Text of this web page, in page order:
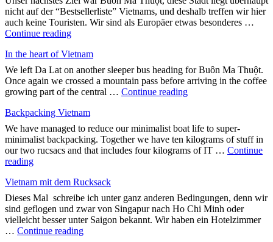
way
round
the
nicht auf der “Bestsellerliste” Vietnams, und deshalb treffen wir hier
auch keine Touristen. Wir sind als Europäer etwas besonderes …
Continue reading"Kreuz
Quer
durch
Vietnam"
In the heart of Vietnam
We left Da Lat on another sleeper bus heading for Buôn Ma Thuột.
Once again we crossed a mountain pass before arriving in the coffee
growing part of the central … Continue reading"In
of
Vietnam"
Backpacking Vietnam
We have managed to reduce our minimalist boat life to super-
minimalist backpacking. Together we have ten kilograms of stuff in
our two rucsacs and that includes four kilograms of IT … Continue
reading"Backpacking
Vietnam mit dem Rucksack
Dieses Mal schreibe ich unter ganz anderen Bedingungen, denn wir
sind geflogen und zwar von Singapur nach Ho Chi Minh oder
vielleicht besser unter Saigon bekannt. Wir haben ein Hotelzimmer
… Continue reading"Vietnam